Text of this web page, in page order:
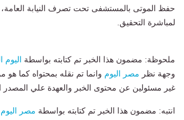
حفظ الموتى بالمستشفى تحت تصرف النيابة
لمباشرة التحقيق.
ملحوظة: مضمون هذا الخبر تم كتابته بواسطة اليوم
وجهة نظر مصر اليوم وانما تم نقله بمحتواه كما هو
غير مسئولين عن محتوى الخبر والعهدة علي المصدر
انتبه: مضمون هذا الخبر تم كتابته بواسطة مصر اليوم